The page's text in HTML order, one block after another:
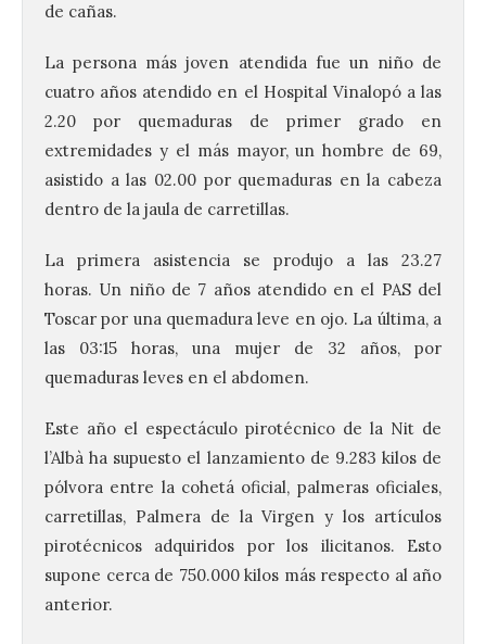
de cañas.
La persona más joven atendida fue un niño de
cuatro años atendido en el Hospital Vinalopó a las
2.20 por quemaduras de primer grado en
extremidades y el más mayor, un hombre de 69,
asistido a las 02.00 por quemaduras en la cabeza
dentro de la jaula de carretillas.
La primera asistencia se produjo a las 23.27
horas. Un niño de 7 años atendido en el PAS del
Toscar por una quemadura leve en ojo. La última, a
las 03:15 horas, una mujer de 32 años, por
quemaduras leves en el abdomen.
Este año el espectáculo pirotécnico de la Nit de
l’Albà ha supuesto el lanzamiento de 9.283 kilos de
pólvora entre la cohetá oficial, palmeras oficiales,
carretillas, Palmera de la Virgen y los artículos
pirotécnicos adquiridos por los ilicitanos. Esto
supone cerca de 750.000 kilos más respecto al año
anterior.